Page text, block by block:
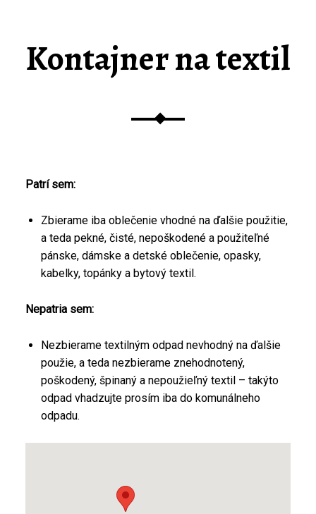
Kontajner na textil
Patrí sem:
Zbierame iba oblečenie vhodné na ďalšie použitie,
a teda pekné, čisté, nepoškodené a použiteľné
pánske, dámske a detské oblečenie, opasky,
kabelky, topánky a bytový textil.
Nepatria sem:
Nezbierame textilným odpad nevhodný na ďalšie
použie, a teda nezbierame znehodnotený,
poškodený, špinaný a nepoužieľný textil – takýto
odpad vhadzujte prosím iba do komunálneho
odpadu.